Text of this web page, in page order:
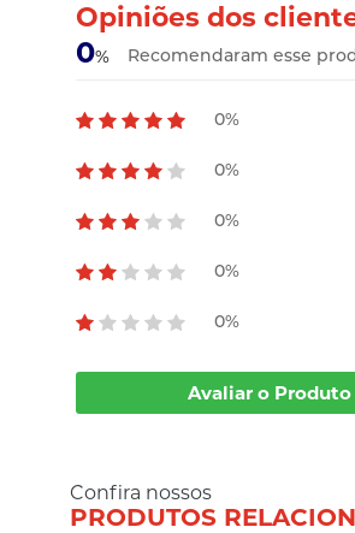
Opiniões dos
0% Recomendaram esse
0%
0%
0%
0%
0%
Avaliar o Produto
Confira nossos
PRODUTOS